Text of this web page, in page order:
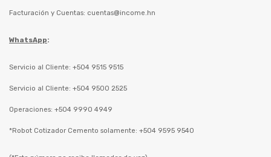
Facturación y Cuentas: cuentas@income.hn
WhatsApp:
Servicio al Cliente: +504 9515 9515
Servicio al Cliente: +504 9500 2525
Operaciones: +504 9990 4949
*Robot Cotizador Cemento solamente: +504 9595 9540